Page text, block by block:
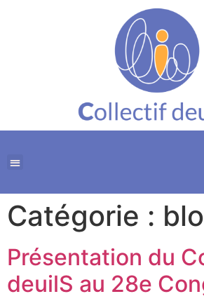
Catégorie :
Présentation du
deuilS au 28e